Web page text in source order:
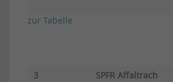
zur Tabelle
3 SPFR Affaltrach